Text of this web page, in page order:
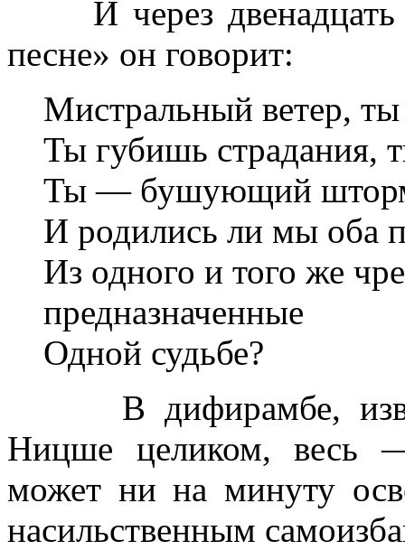
И через двенадцать
песне» он говорит:
Мистральный ветер,
Ты губишь страдания,
Ты — бушующий
И родились ли мы оба
Из одного и того же
предназначенные
Одной судьбе?
В дифирамбе,
Ницше целиком, весь
может ни на минуту
насильственным